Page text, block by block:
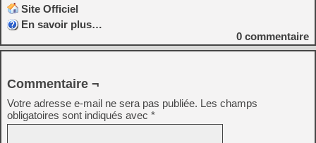
Site Officiel
En savoir plus…
0 commentaire
Commentaire ¬
Votre adresse e-mail ne sera pas publiée. Les champs
obligatoires sont indiqués avec *